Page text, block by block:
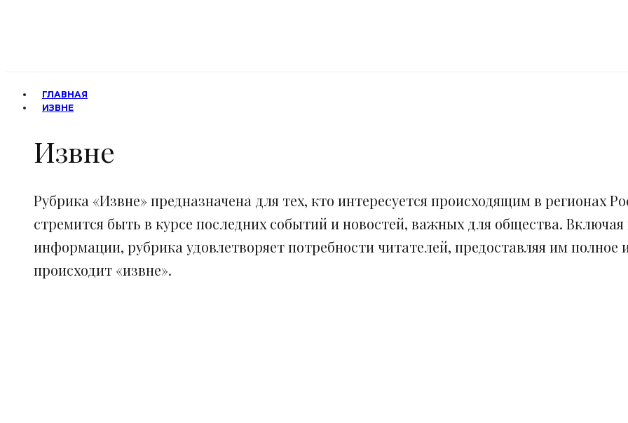
ГЛАВНАЯ
ИЗВНЕ
Извне
Рубрика «Извне» предназначена для тех, кто интересуется происходящим в регионах
стремится быть в курсе последних событий и новостей, важных для общества.
информации, рубрика удовлетворяет потребности читателей, предоставляя им полное
происходит «извне».